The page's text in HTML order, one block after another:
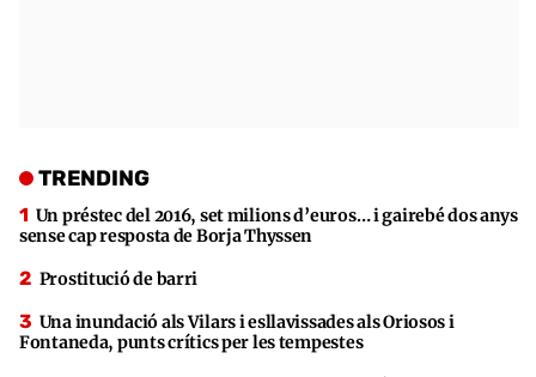
TRENDING
Un préstec del 2016, set milions d’euros… i gairebé dos anys
sense cap resposta de Borja Thyssen
Prostitució de barri
Una inundació als Vilars i esllavissades als Oriosos i
Fontaneda, punts crítics per les tempestes